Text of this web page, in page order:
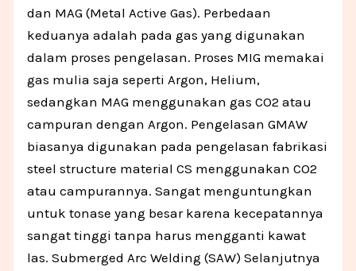
dan MAG (Metal Active Gas). Perbedaan
keduanya adalah pada gas yang digunakan
dalam proses pengelasan. Proses MIG memakai
gas mulia saja seperti Argon, Helium,
sedangkan MAG menggunakan gas CO2 atau
campuran dengan Argon. Pengelasan GMAW
biasanya digunakan pada pengelasan fabrikasi
steel structure material CS menggunakan CO2
atau campurannya. Sangat menguntungkan
untuk tonase yang besar karena kecepatannya
sangat tinggi tanpa harus mengganti kawat
las. Submerged Arc Welding (SAW) Selanjutnya